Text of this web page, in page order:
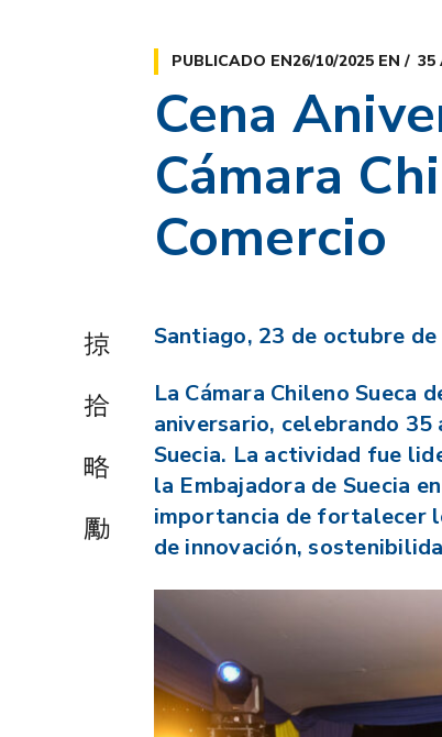
PUBLICADO EN26/10/2025EN 35
Cena
Cámara
Comercio
Santiago, 23 de octubre
La Cámara Chileno Sueca
aniversario, celebrando
Suecia. La actividad fue
la Embajadora de Suecia
importancia de fortalecer
de innovación,